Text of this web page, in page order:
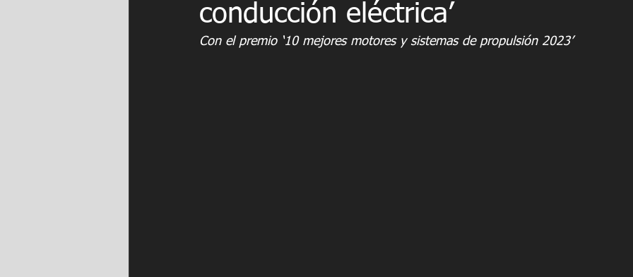
conducción eléctrica’
Con el premio ‘10 mejores motores y sistemas de propulsión 2023’